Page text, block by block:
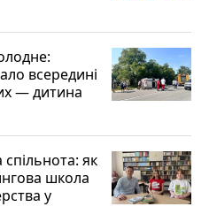
всередині
— дитина
як
школа
у